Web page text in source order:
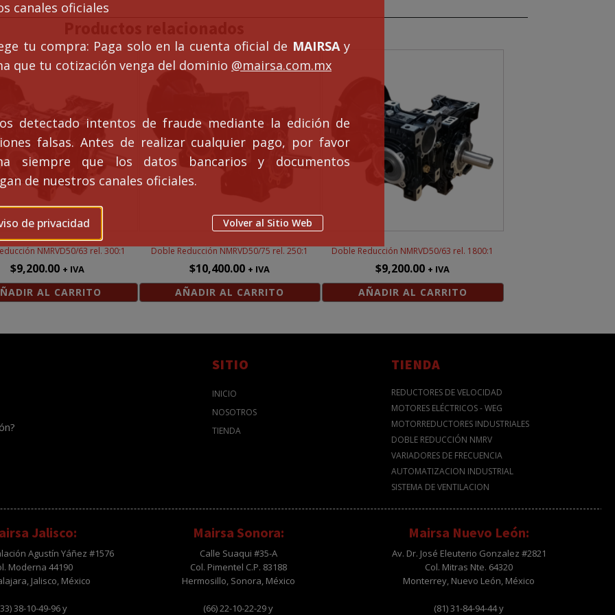
canales oficiales
tu compra: Paga solo en la cuenta oficial de MAIRSAy
que tu cotización venga del dominio @mairsa.com.mx
detectado intentos de fraude mediante la edición de
falsas. Antes de realizar cualquier pago, por favor
siempre que los datos bancarios y documentos
de nuestros canales oficiales.
de privacidad Volver al Sitio Web
NMRVD50/63 rel. 300:1
$9,200.00 + IVA
AL CARRITO
Doble Reducción NMRVD50/75 rel. 250:1
$10,400.00 + IVA
AÑADIR AL CARRITO
Doble Reducción NMRVD50/63 rel. 1800:1
$9,200.00 + IVA
AÑADIR AL CARRITO
SITIO
INICIO
NOSOTROS
TIENDA
TIENDA
REDUCTORES DE VELOCIDAD
MOTORES ELÉCTRICOS - WEG
MOTORREDUCTORES INDUSTRIALES
DOBLE REDUCCIÓN NMRV
VARIADORES DE FRECUENCIA
AUTOMATIZACION INDUSTRIAL
SISTEMA DE VENTILACION
Jalisco:
Agustín Yáñez #1576
Moderna 44190
Jalisco, México
38-10-49-96 y
Mairsa Sonora:
Calle Suaqui #35-A
Col. Pimentel C.P. 83188
Hermosillo, Sonora, México
(66) 22-10-22-29 y
Mairsa Nuevo León:
Av. Dr. José Eleuterio Gonzalez #2821
Col. Mitras Nte. 64320
Monterrey, Nuevo León, México
(81) 31-84-94-44 y